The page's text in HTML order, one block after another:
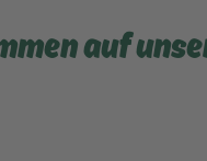
auf